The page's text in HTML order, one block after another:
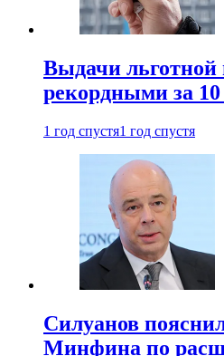
Выдачи льготной
рекордными за
1 год спустя1 год спустя
Силуанов
Минфина по